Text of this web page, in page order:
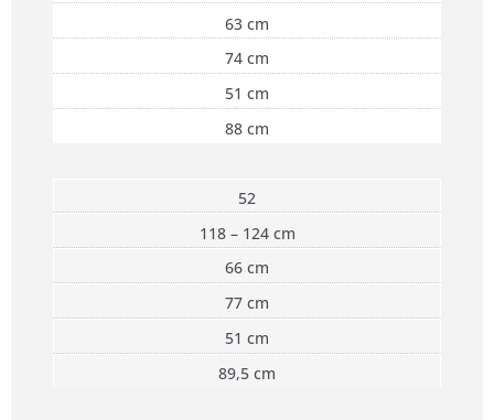
63 cm
74 cm
51 cm
88 cm
52
118 – 124 cm
66 cm
77 cm
51 cm
89,5 cm